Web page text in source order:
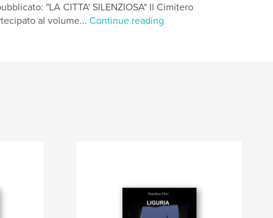
"LA CITTA' SILENZIOSA" Il Cimitero
al volume... Continue reading